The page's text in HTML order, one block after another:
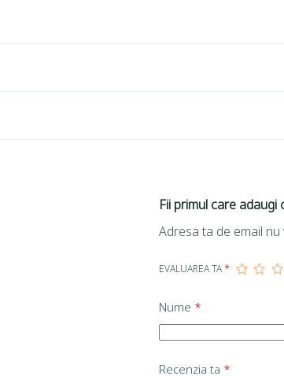
Fii primul care adaugi
Adresa ta de email
EVALUAREA TA*
Nume *
Recenzia ta *